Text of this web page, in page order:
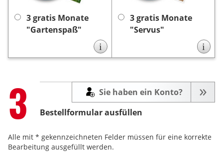
3 gratis Monate
"Gartenspaß"
Monaten automatisch, es
ist
keine Kündigung
notwendig.
i
3 gratis Monate
"Servus"
keine
Kündigung notwendig.
i
Step
3 Bestellformular ausfüllen
Sie haben ein Konto?
Alle mit * gekennzeichneten Felder müssen für eine korrekte
Bearbeitung ausgefüllt werden.